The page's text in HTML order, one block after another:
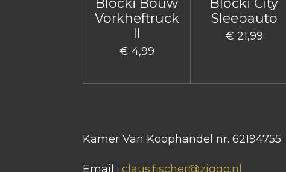
Vorkheftruck
II
€ 4,99
Sleepauto
€ 21,99
Kamer Van Koophandel nr. 62194755
Email : claus.fischer@ziggo.nl